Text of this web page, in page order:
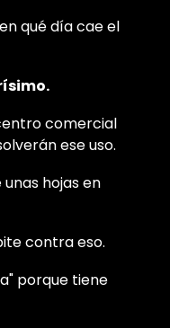
qué día cae el
comercial
ese uso.
hojas en
contra eso.
porque tiene